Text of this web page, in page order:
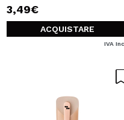
3,49€
ACQUISTARE
IVA